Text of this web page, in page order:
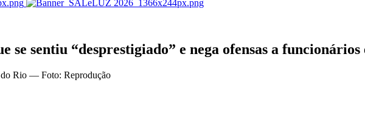
se sentiu “desprestigiado” e nega ofensas a funcionários